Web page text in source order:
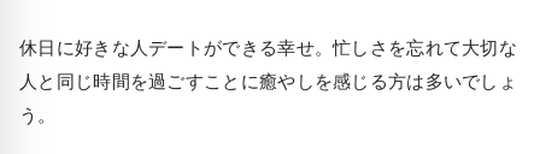
休日に好きな人デートができる幸せ。忙しさを忘れて大切な
人と同じ時間を過ごすことに癒やしを感じる方は多いでしょ
う。